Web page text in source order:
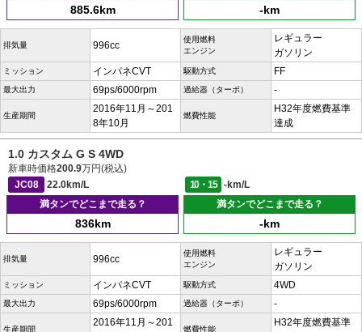
885.6km -km
排気量 996cc
使用燃料
エンジン
レギュラー
ガソリン
ミッション インパネCVT 駆動方式 FF
最大出力 69ps/6000rpm 過給器（ターボ） -
生産期間
2016年11月～201
8年10月
燃費性能
H32年度燃費基準
達成
1.0 カスタム G S 4WD
新車時価格200.9万円(税込)
JC08
22.0km/L 10・15
-km/L
満タンでどこまで走る？
836km
満タンでどこまで走る？
-km
排気量 996cc
使用燃料
エンジン
レギュラー
ガソリン
ミッション インパネCVT 駆動方式 4WD
最大出力 69ps/6000rpm 過給器（ターボ） -
生産期間
2016年11月～201
燃費性能
H32年度燃費基準